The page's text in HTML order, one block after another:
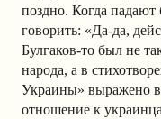
поздно. Когда
говорить: «Да-да,
Булгаков-то был не
народа, а в
Украины» выражено
отношение к